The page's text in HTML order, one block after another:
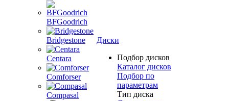
BFGoodrich
Bridgestone
Centara
Comforser
Compasal
Диски
Подбор дисков
Каталог дисков
Подбор по
параметрам
Тип диска